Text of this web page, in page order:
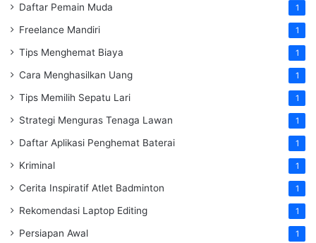
Daftar Pemain Muda 1
Freelance Mandiri 1
Tips Menghemat Biaya 1
Cara Menghasilkan Uang 1
Tips Memilih Sepatu Lari 1
Strategi Menguras Tenaga Lawan 1
Daftar Aplikasi Penghemat Baterai 1
Kriminal 1
Cerita Inspiratif Atlet Badminton 1
Rekomendasi Laptop Editing 1
Persiapan Awal 1